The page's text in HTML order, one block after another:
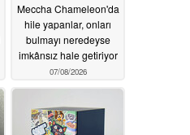
Meccha Chameleon'da
hile yapanlar, onları
bulmayı neredeyse
imkânsız hale getiriyor
07/08/2026